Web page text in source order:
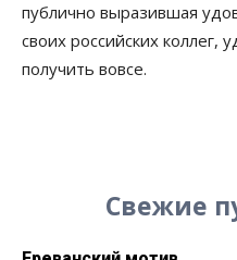
публично выразившая
своих российских коллег,
получить вовсе.
Свежие